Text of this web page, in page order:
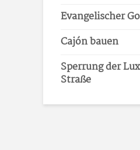
Evangelischer
Cajón bauen
Sperrung der
Straße